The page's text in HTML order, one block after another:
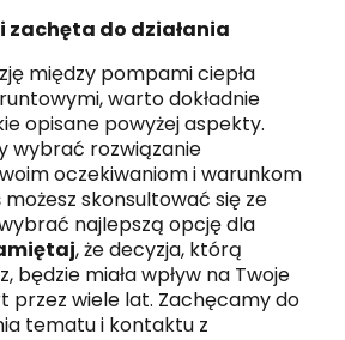
zachęta do działania
między pompami ciepła
warto dokładnie
opisane powyżej aspekty.
wybrać rozwiązanie
oczekiwaniom i warunkom
możesz skonsultować się ze
najlepszą opcję dla
, że decyzja, którą
będzie miała wpływ na Twoje
przez wiele lat. Zachęcamy do
tematu i kontaktu z